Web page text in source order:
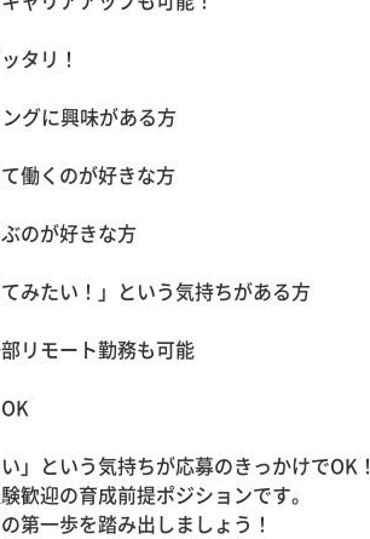
タリ！
グに興味がある方
働くのが好きな方
のが好きな方
みたい！」という気持ちがある方
リモート勤務も可能
」という気持ちが応募のきっかけでOK！
歓迎の育成前提ポジションです。
第一歩を踏み出しましょう！